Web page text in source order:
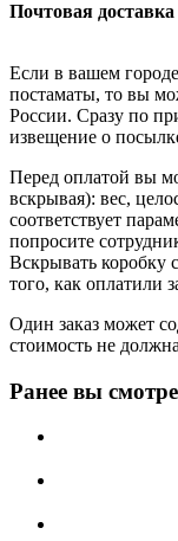
Почтовая доставка
Если в вашем
постаматы, то вы
России. Сразу по
извещение о
Перед оплатой вы
вскрывая): вес,
соответствует
попросите
Вскрывать коробку
того, как оплатили
Один заказ может
стоимость не
Ранее вы